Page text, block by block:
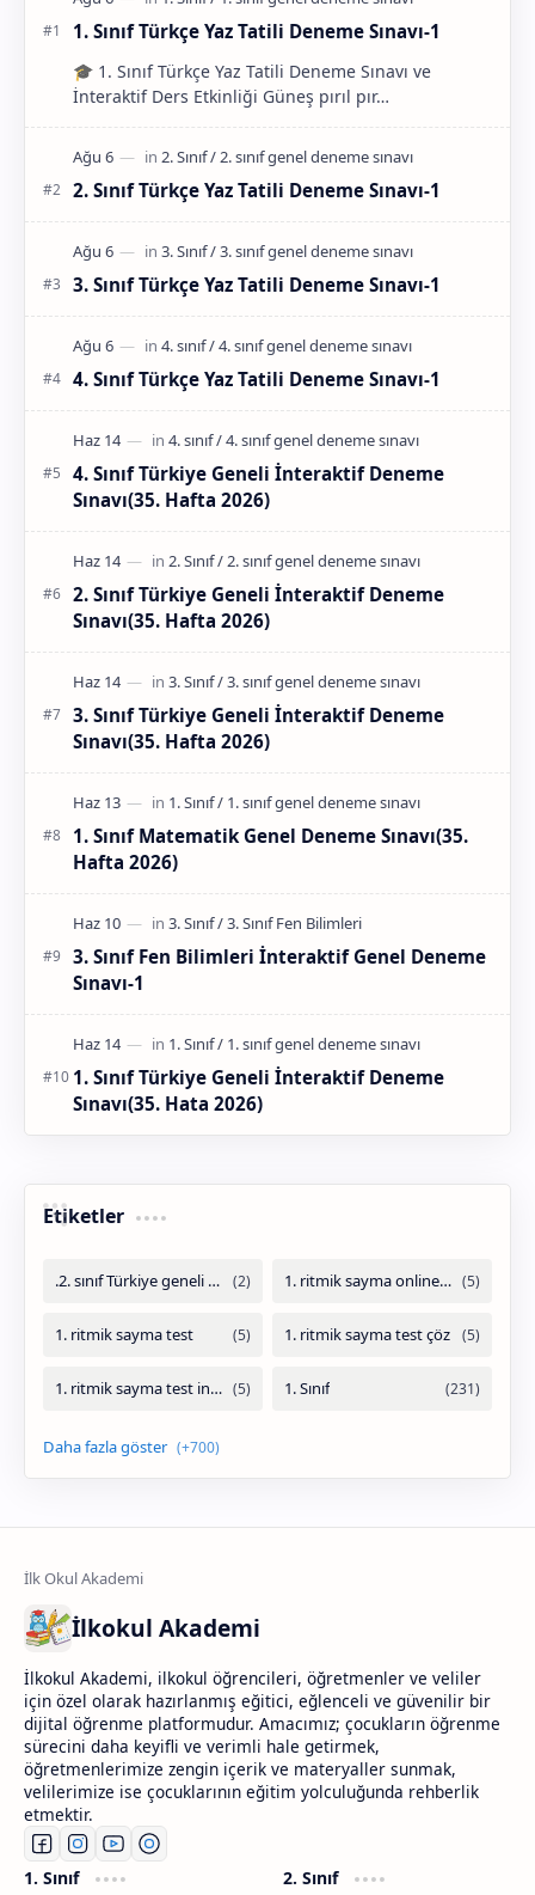
1. Sınıf Türkçe Yaz Tatili Deneme Sınavı-1
🎓 1. Sınıf Türkçe Yaz Tatili Deneme Sınavı ve
İnteraktif Ders Etkinliği Güneş pırıl pır…
2. Sınıf Türkçe Yaz Tatili Deneme Sınavı-1
3. Sınıf Türkçe Yaz Tatili Deneme Sınavı-1
4. Sınıf Türkçe Yaz Tatili Deneme Sınavı-1
4. Sınıf Türkiye Geneli İnteraktif Deneme
Sınavı(35. Hafta 2026)
2. Sınıf Türkiye Geneli İnteraktif Deneme
Sınavı(35. Hafta 2026)
3. Sınıf Türkiye Geneli İnteraktif Deneme
Sınavı(35. Hafta 2026)
1. Sınıf Matematik Genel Deneme Sınavı(35.
Hafta 2026)
3. Sınıf Fen Bilimleri İnteraktif Genel Deneme
Sınavı-1
1. Sınıf Türkiye Geneli İnteraktif Deneme
Sınavı(35. Hata 2026)
Etiketler
İlkokul Akademi
İlkokul Akademi, ilkokul öğrencileri, öğretmenler ve veliler
için özel olarak hazırlanmış eğitici, eğlenceli ve güvenilir bir
dijital öğrenme platformudur. Amacımız; çocukların öğrenme
sürecini daha keyifli ve verimli hale getirmek,
öğretmenlerimize zengin içerik ve materyaller sunmak,
velilerimize ise çocuklarının eğitim yolculuğunda rehberlik
etmektir.
1. Sınıf 2. Sınıf